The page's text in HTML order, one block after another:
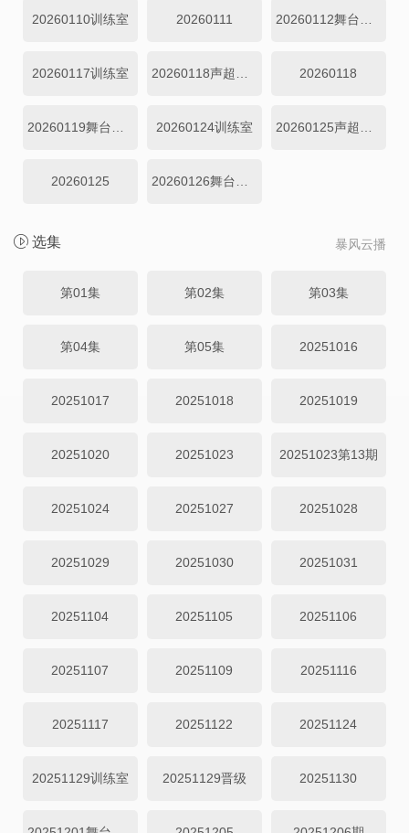
20260110训练室 20260111
20260117训练室 20260118
20260124训练室
20260125
暴风云播
选集
第01集 第02集 第03集
第04集 第05集 20251016
20251017 20251018 20251019
20251020 20251023 20251023第13期
20251024 20251027 20251028
20251029 20251030 20251031
20251104 20251105 20251106
20251107 20251109 20251116
20251117 20251122 20251124
20251129训练室 20251129晋级 20251130